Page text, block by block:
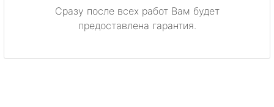
Сразу после всех работ Вам будет
предоставлена гарантия.